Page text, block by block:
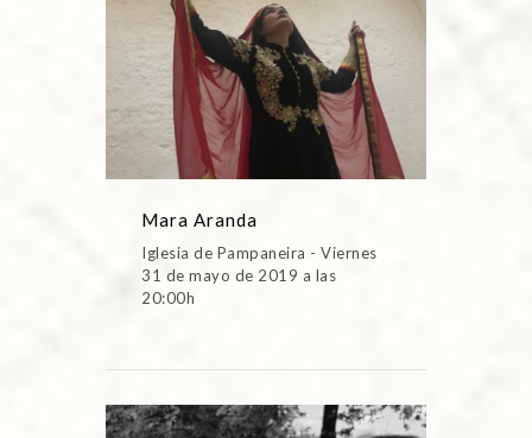
Mara Aranda
Iglesia de Pampaneira - Viernes
31 de mayo de 2019 a las
20:00h